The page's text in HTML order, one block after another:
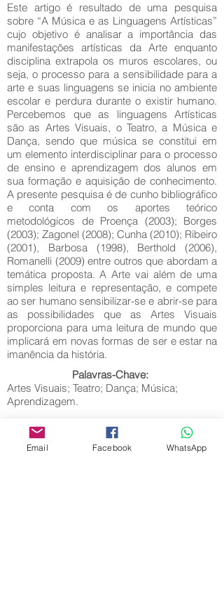
Este artigo é resultado de uma pesquisa
sobre “A Música e as Linguagens Artísticas”
cujo objetivo é analisar a importância das
manifestações artísticas da Arte enquanto
disciplina extrapola os muros escolares, ou
seja, o processo para a sensibilidade para a
arte e suas linguagens se inicia no ambiente
escolar e perdura durante o existir humano.
Percebemos que as linguagens Artísticas
são as Artes Visuais, o Teatro, a Música e
Dança, sendo que música se constitui em
um elemento interdisciplinar para o processo
de ensino e aprendizagem dos alunos em
sua formação e aquisição de conhecimento.
A presente pesquisa é de cunho bibliográfico
e conta com os aportes teórico
metodológicos de Proença (2003); Borges
(2003); Zagonel (2008); Cunha (2010); Ribeiro
(2001), Barbosa (1998), Berthold (2006),
Romanelli (2009) entre outros que abordam a
temática proposta. A Arte vai além de uma
simples leitura e representação, e compete
ao ser humano sensibilizar-se e abrir-se para
as possibilidades que as Artes Visuais
proporciona para uma leitura de mundo que
implicará em novas formas de ser e estar na
imanência da história.
Palavras-Chave:
Artes Visuais; Teatro; Dança; Música;
Aprendizagem.
Email Facebook WhatsApp